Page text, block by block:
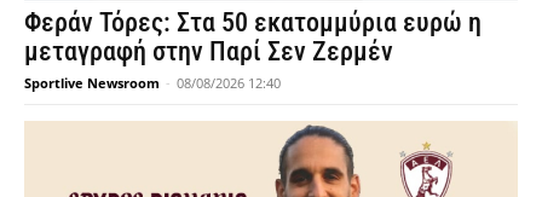
Φεράν Τόρες: Στα 50 εκατομμύρια ευρώ η
μεταγραφή στην Παρί Σεν Ζερμέν
Sportlive Newsroom - 08/08/2026 12:40